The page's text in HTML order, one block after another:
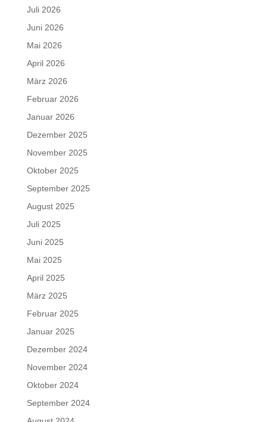
Juli 2026
Juni 2026
Mai 2026
April 2026
März 2026
Februar 2026
Januar 2026
Dezember 2025
November 2025
Oktober 2025
September 2025
August 2025
Juli 2025
Juni 2025
Mai 2025
April 2025
März 2025
Februar 2025
Januar 2025
Dezember 2024
November 2024
Oktober 2024
September 2024